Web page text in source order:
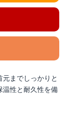
までしっかりと
温性と耐久性を備